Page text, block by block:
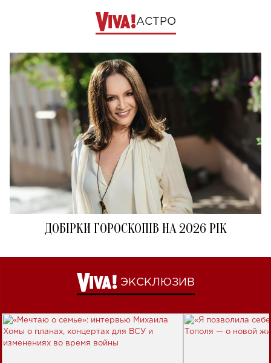
АСТРО
ДОБІРКИ ГОРОСКОПІВ НА 2026 РІК
ЭКСКЛЮЗИВ